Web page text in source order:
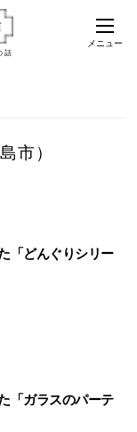
話
メニュー
市）
「どんぐりシリー
「ガラスのパーテ